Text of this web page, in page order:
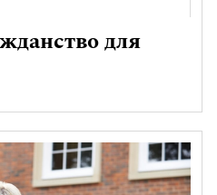
для